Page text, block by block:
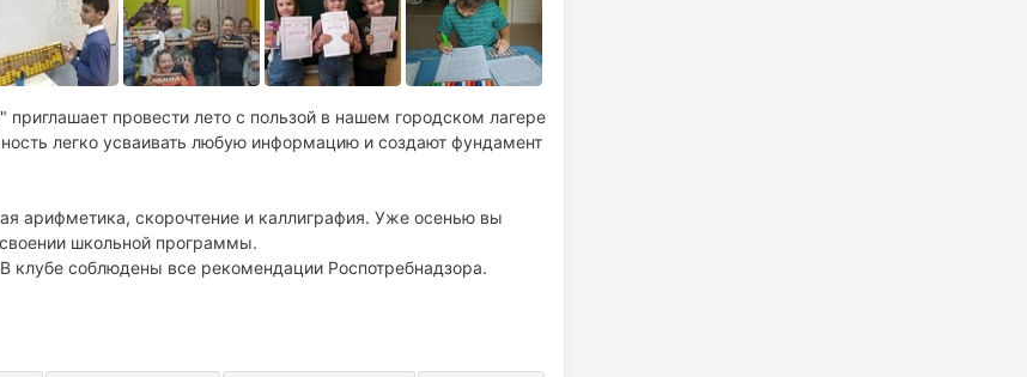
приглашает провести лето с пользой в нашем городском лагере
легко усваивать любую информацию и создают фундамент
арифметика, скорочтение и каллиграфия. Уже осенью вы
школьной программы.
клубе соблюдены все рекомендации Роспотребнадзора.